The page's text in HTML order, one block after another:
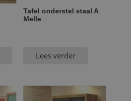
Tafel onderstel staal A
Melle
Lees verder